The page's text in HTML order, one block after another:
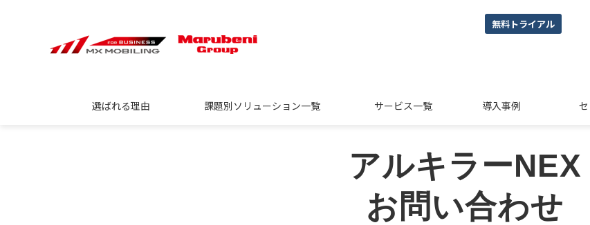
無料トライアル
選ばれる理由 課題別ソリューション一覧 サービス一覧 導入事例
アルキラーNEX
お問い合わせ